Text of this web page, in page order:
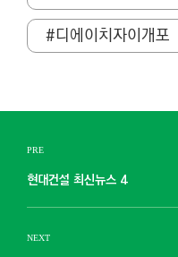
#디에이치자이개포
PRE
현대건설 최신뉴스 4
NEXT